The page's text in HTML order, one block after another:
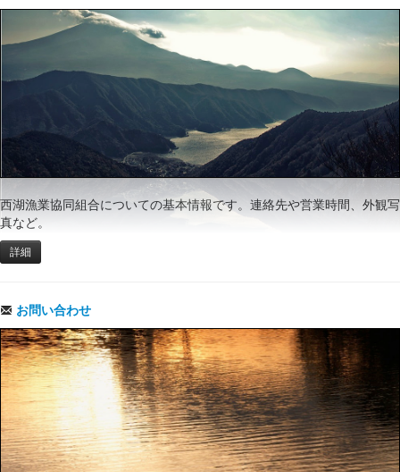
西湖漁業協同組合についての基本情報です。連絡先や営業時間、外観写
真など。
詳細
お問い合わせ